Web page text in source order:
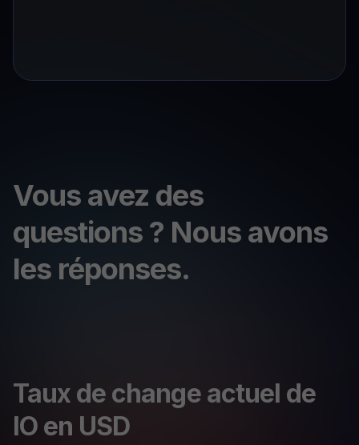
Vous avez des
questions ? Nous avons
les réponses.
Taux de change actuel de
IO en USD